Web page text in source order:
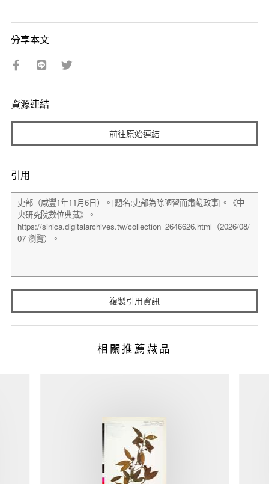
分享本文
資源連結
前往原始連結
引用
複製引用資訊
相關推薦藏品